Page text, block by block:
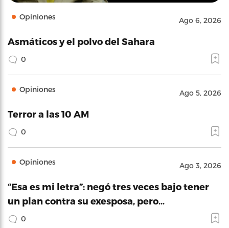
Opiniones Ago 6, 2026
Asmáticos y el polvo del Sahara
0
Opiniones Ago 5, 2026
Terror a las 10 AM
0
Opiniones Ago 3, 2026
“Esa es mi letra”: negó tres veces bajo tener
un plan contra su exesposa, pero…
0